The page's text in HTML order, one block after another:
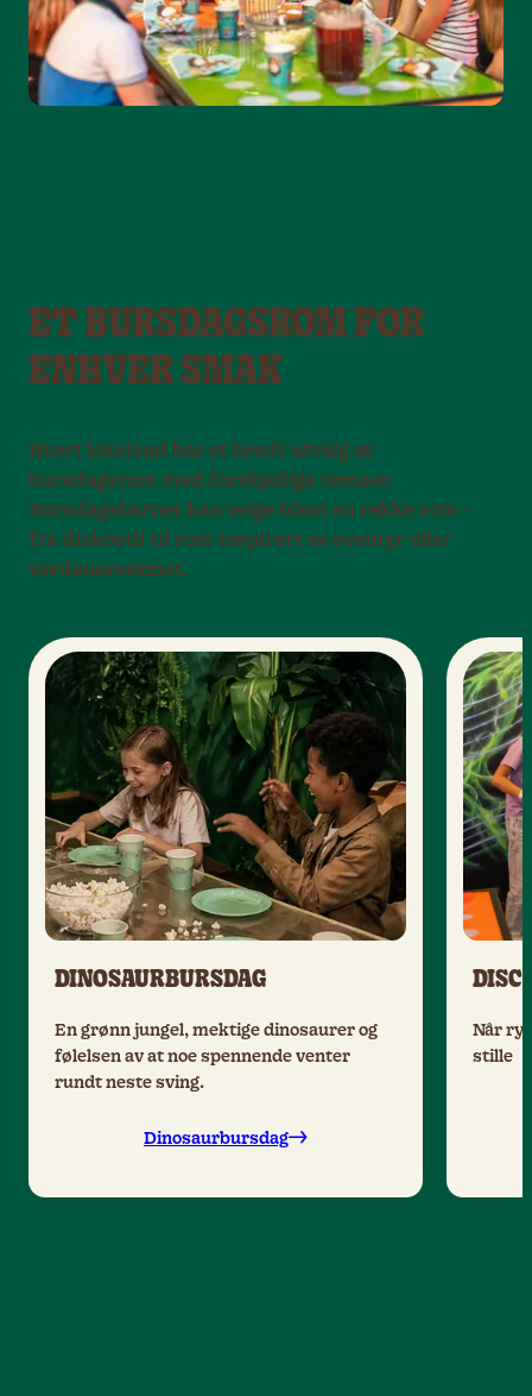
ET BURSDAGSROM FOR
ENHVER SMAK
Hvert lekeland har et bredt utvalg av
bursdagsrom med forskjellige temaer.
Bursdagsbarnet kan velge blant en rekke rom –
fra diskostil til rom inspirert av eventyr eller
verdensrommet.
DINOSAURBURSDAG
En grønn jungel, mektige dinosaurer og
følelsen av at noe spennende venter
rundt neste sving.
Dinosaurbursdag
Når
stille